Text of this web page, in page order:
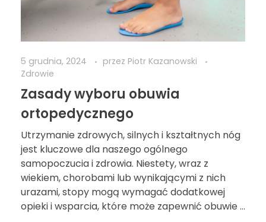
5 grudnia, 2024 przez Piotr Kazanowski
Zdrowie
Zasady wyboru obuwia
ortopedycznego
Utrzymanie zdrowych, silnych i kształtnych nóg
jest kluczowe dla naszego ogólnego
samopoczucia i zdrowia. Niestety, wraz z
wiekiem, chorobami lub wynikającymi z nich
urazami, stopy mogą wymagać dodatkowej
opieki i wsparcia, które może zapewnić obuwie ...